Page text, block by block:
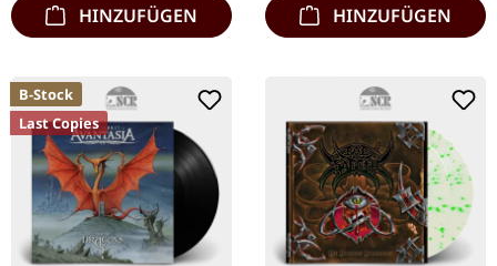
HINZUFÜGEN HINZUFÜGEN
B-Stock
Last Copies